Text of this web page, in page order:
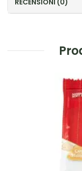
RECENSIONI (0)